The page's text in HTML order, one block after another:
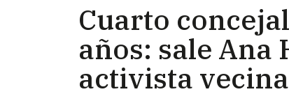
Cuarto
años: sale Ana
activista